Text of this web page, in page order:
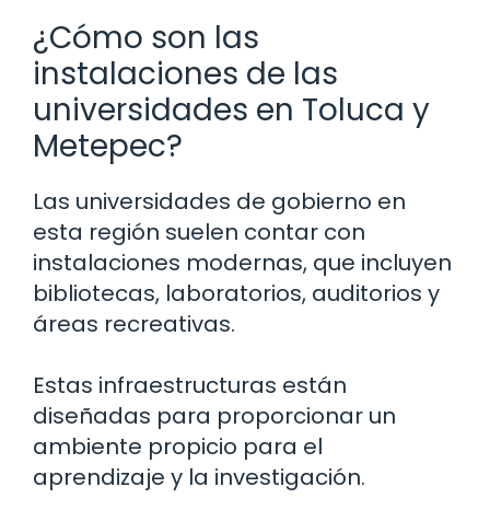
¿Cómo son las
instalaciones de las
universidades en Toluca y
Metepec?
Las universidades de gobierno en
esta región suelen contar con
instalaciones modernas, que incluyen
bibliotecas, laboratorios, auditorios y
áreas recreativas.
Estas infraestructuras están
diseñadas para proporcionar un
ambiente propicio para el
aprendizaje y la investigación.